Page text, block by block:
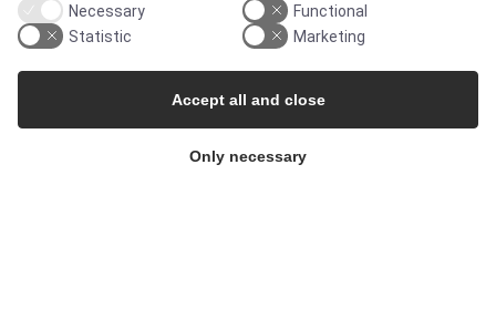
Press Centre
Whisteblower Portal
Necessary
Functional
Statistic
Marketing
Only necessary
Accept all and close